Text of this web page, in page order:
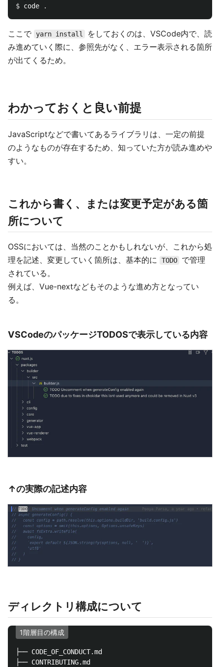
$ code .
ここで yarn install
をしておくのは、VSCode内で、読
み進めていく際に、参照先がなく、エラー表示される箇所
が出てくるため。
わかっておくと良い前提
JavaScriptなどで書いてあるライブラリは、一定の前提
のようなものが存在するため、知っていた方が読み進めや
すい。
これから書く、または変更予定がある箇
所について
OSSにおいては、当然のことかもしれないが、これから処
理を記述、変更していく箇所は、基本的に
TODO
で管理
されている。
例えば、Vue-nextなどもそのような進め方となってい
る。
VSCodeのパッケージTODOSで表示している内容
↑の実際の記述内容
ディレクトリ構成について
1階層目の構成
├── CODE_OF_CONDUCT.md
├── CONTRIBUTING.md